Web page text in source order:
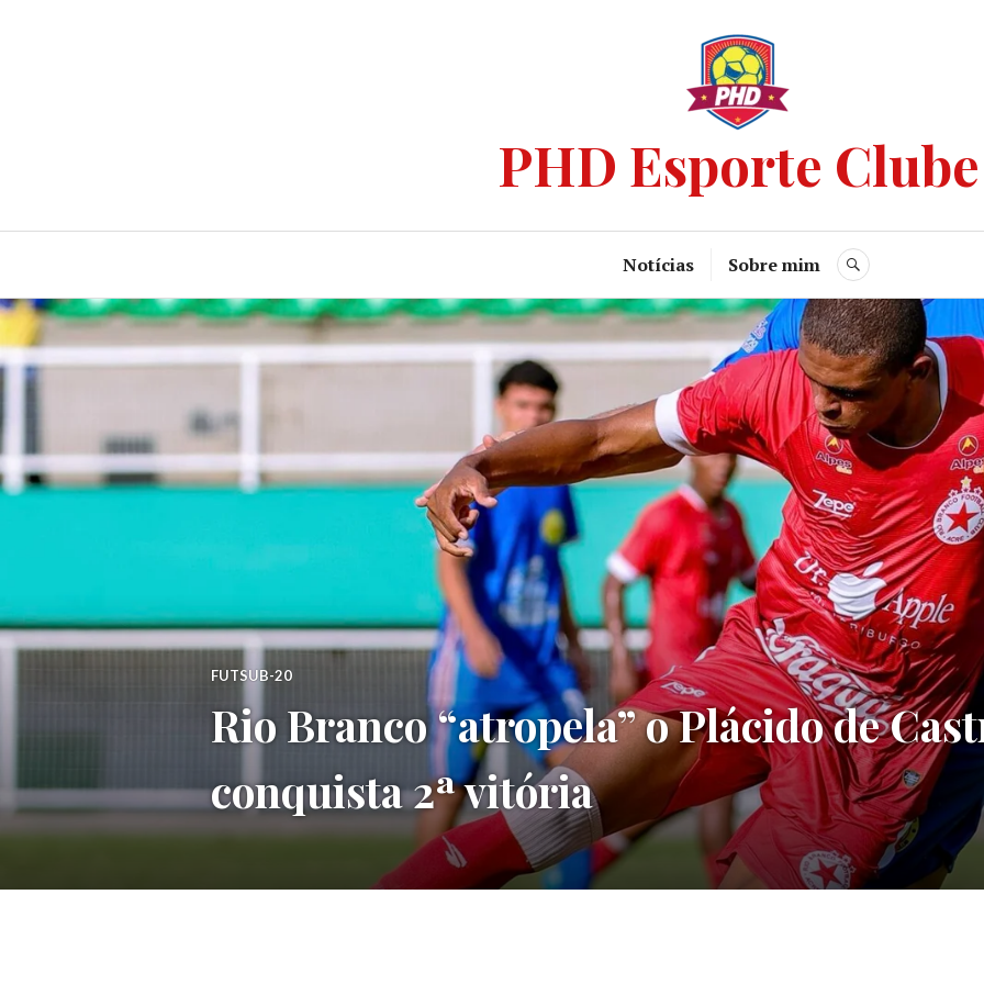
PHD Esporte Clube
Notícias Sobre mim
FUTSUB-20
Rio Branco “atropela” o Plácido de
conquista 2ª vitória